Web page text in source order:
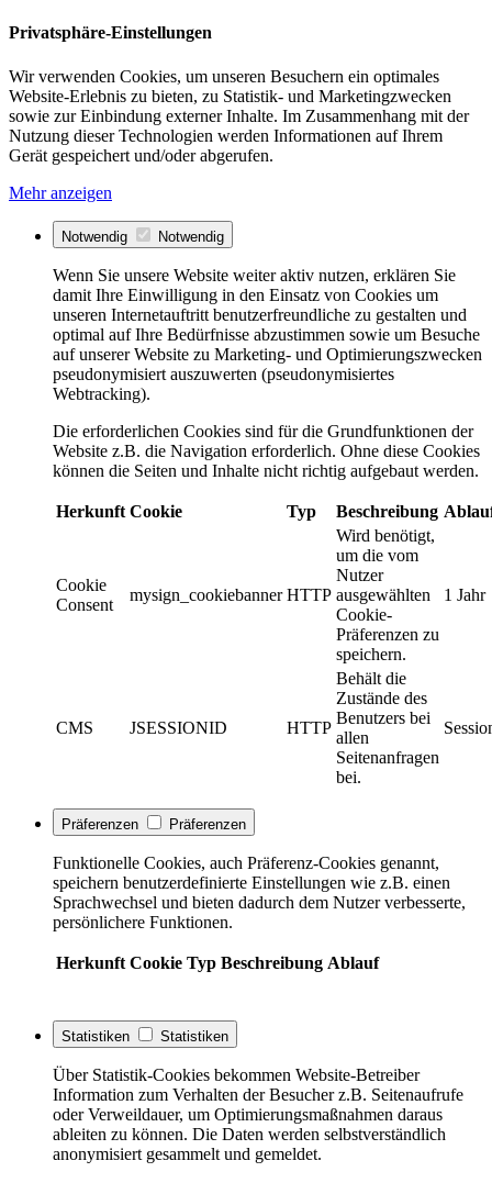
Privatsphäre-Einstellungen
Wir verwenden Cookies, um unseren Besuchern ein optimales
Website-Erlebnis zu bieten, zu Statistik- und Marketingzwecken
sowie zur Einbindung externer Inhalte. Im Zusammenhang mit der
Nutzung dieser Technologien werden Informationen auf Ihrem
Gerät gespeichert und/oder abgerufen.
Mehr anzeigen
Notwendig Notwendig
Wenn Sie unsere Website weiter aktiv nutzen, erklären Sie
damit Ihre Einwilligung in den Einsatz von Cookies um
unseren Internetauftritt benutzerfreundliche zu gestalten und
optimal auf Ihre Bedürfnisse abzustimmen sowie um Besuche
auf unserer Website zu Marketing- und Optimierungszwecken
pseudonymisiert auszuwerten (pseudonymisiertes
Webtracking).
Die erforderlichen Cookies sind für die Grundfunktionen der
Website z.B. die Navigation erforderlich. Ohne diese Cookies
können die Seiten und Inhalte nicht richtig aufgebaut werden.
Herkunft Cookie Typ Beschreibung
Cookie
Consent
mysign_cookiebanner HTTP
Wird benötigt,
um die vom
Nutzer
ausgewählten
Cookie-
Präferenzen zu
speichern.
1 Jahr
CMS JSESSIONID HTTP
Behält die
Zustände des
Benutzers bei
allen
Seitenanfragen
bei.
Präferenzen Präferenzen
Funktionelle Cookies, auch Präferenz-Cookies genannt,
speichern benutzerdefinierte Einstellungen wie z.B. einen
Sprachwechsel und bieten dadurch dem Nutzer verbesserte,
persönlichere Funktionen.
Herkunft Cookie Typ Beschreibung Ablauf
Statistiken Statistiken
Über Statistik-Cookies bekommen Website-Betreiber
Information zum Verhalten der Besucher z.B. Seitenaufrufe
oder Verweildauer, um Optimierungsmaßnahmen daraus
ableiten zu können. Die Daten werden selbstverständlich
anonymisiert gesammelt und gemeldet.